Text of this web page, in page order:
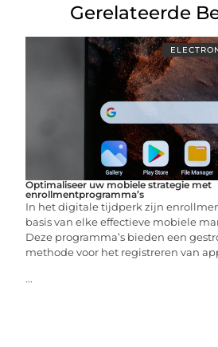
Gerelateerde
Optimaliseer uw mobiele strategie met
enrollmentprogramma’s
In het digitale tijdperk zijn
basis van elke effectieve mobiele
Deze programma’s bieden een
methode voor het registreren van
...